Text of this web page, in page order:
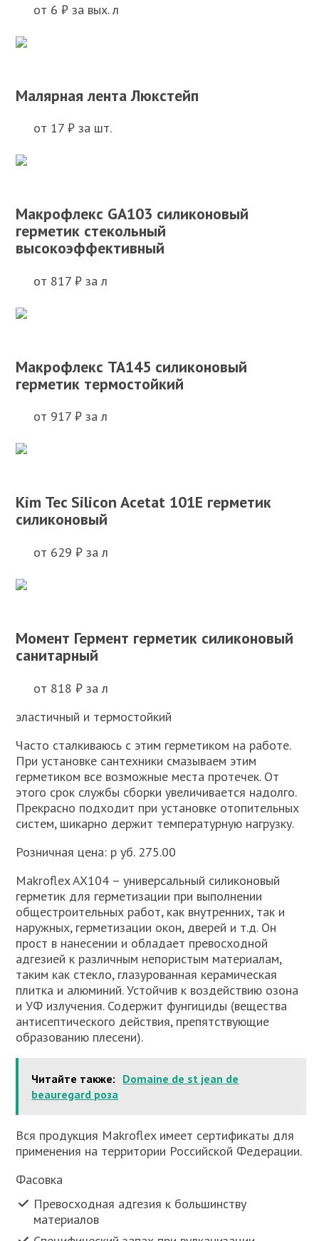
от 6 ₽ за вых. л
Малярная лента Люкстейп
от 17 ₽ за шт.
Макрофлекс GA103 силиконовый
герметик стекольный
высокоэффективный
от 817 ₽ за л
Макрофлекс TA145 силиконовый
герметик термостойкий
от 917 ₽ за л
Kim Tec Silicon Acetat 101Е герметик
силиконовый
от 629 ₽ за л
Момент Гермент герметик силиконовый
санитарный
от 818 ₽ за л
эластичный и термостойкий
Часто сталкиваюсь с этим герметиком на работе.
При установке сантехники смазываем этим
герметиком все возможные места протечек. От
этого срок службы сборки увеличивается надолго.
Прекрасно подходит при установке отопительных
систем, шикарно держит температурную нагрузку.
Розничная цена: р уб. 275.00
Makroflex AX104 – универсальный силиконовый
герметик для герметизации при выполнении
общестроительных работ, как внутренних, так и
наружных, герметизации окон, дверей и т.д. Он
прост в нанесении и обладает превосходной
адгезией к различным непористым материалам,
таким как стекло, глазурованная керамическая
плитка и алюминий. Устойчив к воздействию озона
и УФ излучения. Содержит фунгициды (вещества
антисептического действия, препятствующие
образованию плесени).
Читайте также: Domaine de st jean de
beauregard роза
Вся продукция Makroflex имеет сертификаты для
применения на территории Российской Федерации.
Фасовка
Превосходная адгезия к большинству
материалов